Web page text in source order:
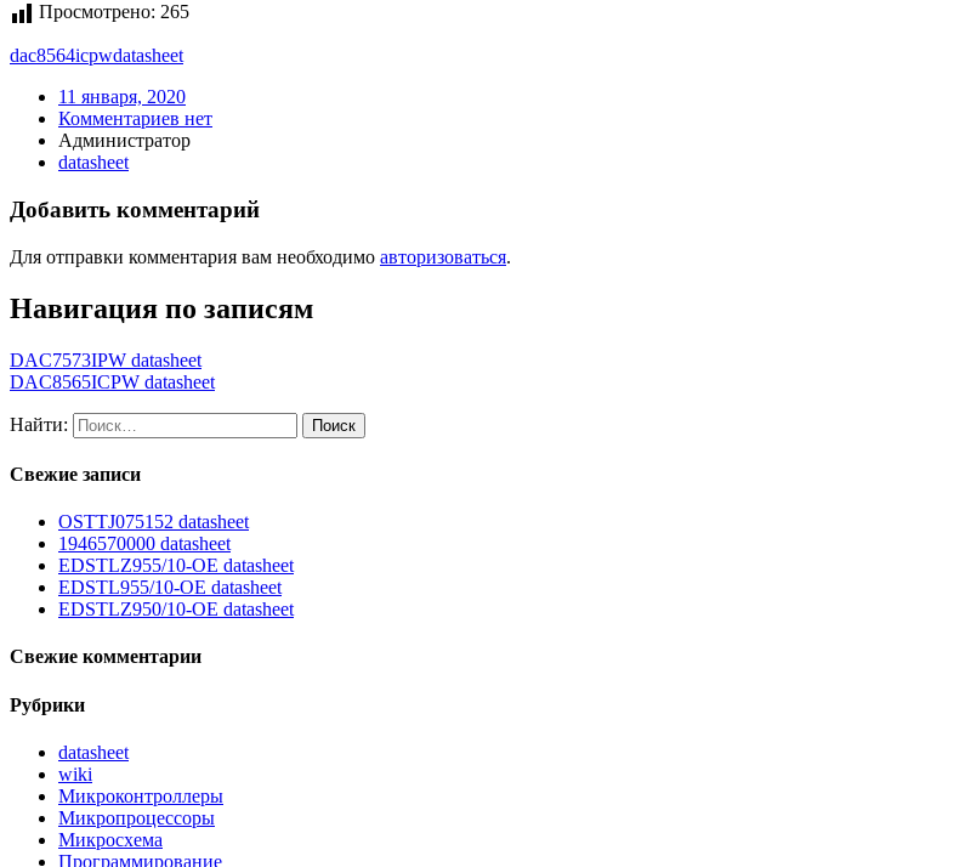
Просмотрено: 265
dac8564icpwdatasheet
11 января, 2020
Комментариев нет
Администратор
datasheet
Добавить комментарий
Для отправки комментария вам необходимо авторизоваться.
Навигация по записям
DAC7573IPW datasheet
DAC8565ICPW datasheet
Найти:
Свежие записи
OSTTJ075152 datasheet
1946570000 datasheet
EDSTLZ955/10-OE datasheet
EDSTL955/10-OE datasheet
EDSTLZ950/10-OE datasheet
Свежие комментарии
Рубрики
datasheet
wiki
Микроконтроллеры
Микропроцессоры
Микросхема
Программирование